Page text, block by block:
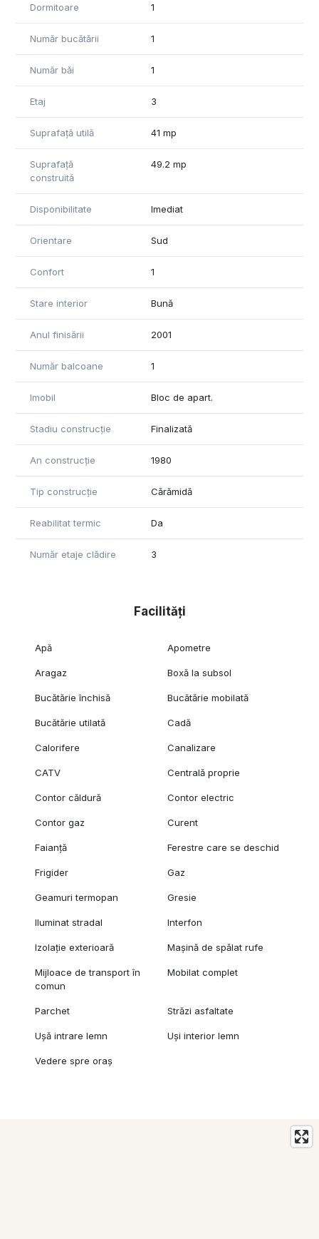
Certificatul de performanță energetică este în curs de
finalizare, iar acesta se va preda viitorilor proprietari în
momentul semnării contractului de vânzare-cumpărare!
*Informațiile din anunț au fost furnizate în prealabil de către
eventualele modificări în ceea ce privește prețul sau
Dormitoare 1
Număr bucătării 1
Număr băi 1
Etaj 3
Suprafață utilă 41 mp
Suprafață
construită
49.2 mp
Disponibilitate Imediat
Orientare Sud
Confort 1
Stare interior Bună
Anul finisării 2001
Număr balcoane 1
Imobil Bloc de apart.
Stadiu construcție Finalizată
An construcție 1980
Tip construcție Cărămidă
Reabilitat termic Da
Număr etaje clădire 3
Facilități
Apă Apometre
Aragaz Boxă la subsol
Bucătărie închisă Bucătărie mobilată
Bucătărie utilată Cadă
Calorifere Canalizare
CATV Centrală proprie
Contor căldură Contor electric
Contor gaz Curent
Faianță Ferestre care se deschid
Frigider Gaz
Geamuri termopan Gresie
Iluminat stradal Interfon
Izolație exterioară Mașină de spălat rufe
Mijloace de transport în
comun
Mobilat complet
Parchet Străzi asfaltate
Ușă intrare lemn Uși interior lemn
Vedere spre oraș